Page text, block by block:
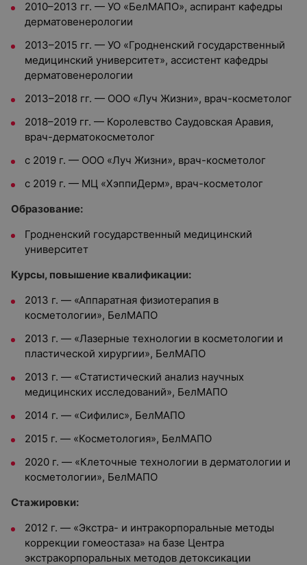
2010–2013 гг. — УО «БелМАПО», аспирант кафедры
дерматовенерологии
2013–2015 гг. — УО «Гродненский государственный
медицинский университет», ассистент кафедры
дерматовенерологии
2013–2018 гг. — ООО «Луч Жизни», врач-косметолог
2018–2019 гг. — Королевство Саудовская Аравия,
врач-дерматокосметолог
с 2019 г. — ООО «Луч Жизни», врач-косметолог
с 2019 г. — МЦ «ХэппиДерм», врач-косметолог
Образование:
Гродненский государственный медицинский
университет
Курсы, повышение квалификации:
2013 г. — «Аппаратная физиотерапия в
косметологии», БелМАПО
2013 г. — «Лазерные технологии в косметологии и
пластической хирургии», БелМАПО
2013 г. — «Статистический анализ научных
медицинских исследований», БелМАПО
2014 г. — «Сифилис», БелМАПО
2015 г. — «Косметология», БелМАПО
2020 г. — «Клеточные технологии в дерматологии и
косметологии», БелМАПО
Стажировки:
2012 г. — «Экстра- и интракорпоральные методы
коррекции гомеостаза» на базе Центра
экстракорпоральных методов детоксикации